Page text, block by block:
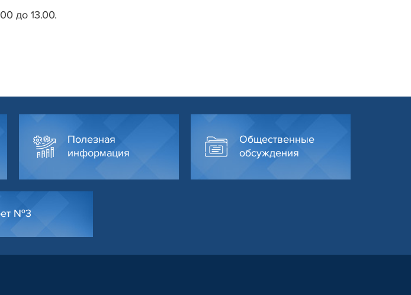
до 13.00.
Полезная
информация
Общественные
обсуждения
№3